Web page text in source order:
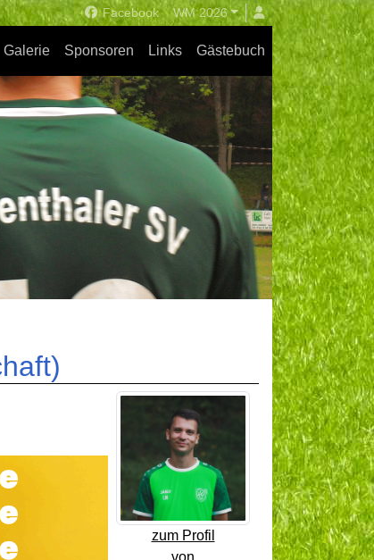
Facebook WM 2026
Galerie Sponsoren Links Gästebuch
zum Profil
von